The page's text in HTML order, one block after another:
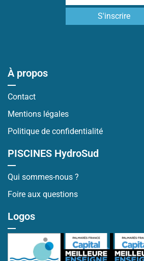
À propos
Contact
Mentions légales
Politique de confidentialité
PISCINES HydroSud
Qui sommes-nous ?
Foire aux questions
Logos